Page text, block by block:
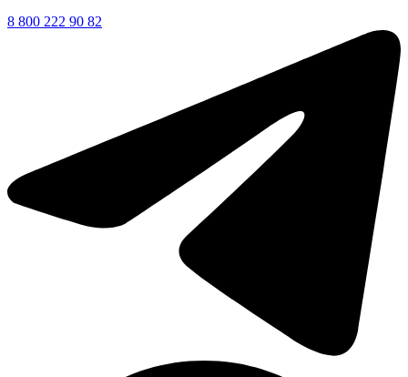
8 800 222 90 82